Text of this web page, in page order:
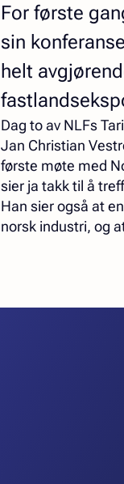
For første
sin
helt
Dag to av NLFs
Jan Christian
første møte med
sier ja takk til å
Han sier også at
norsk industri, og